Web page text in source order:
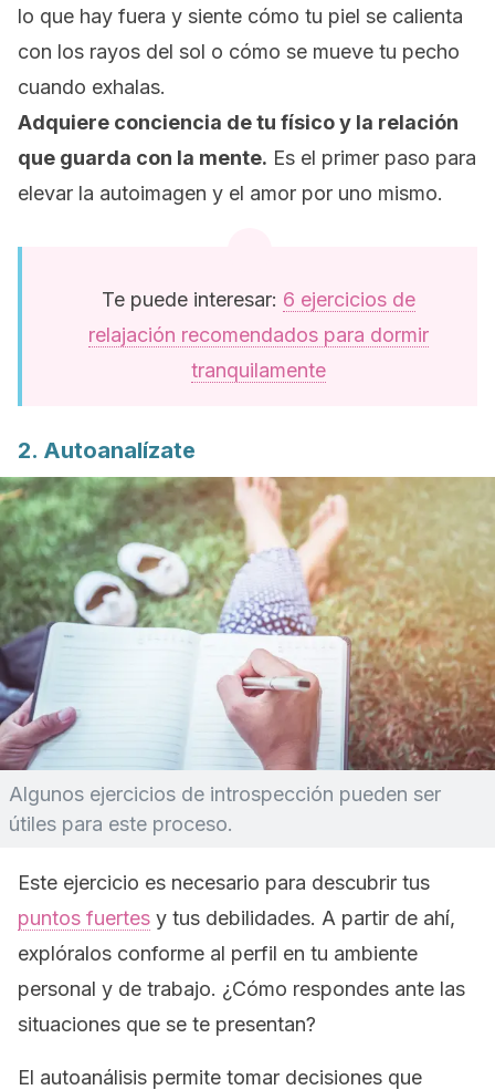
lo que hay fuera y siente cómo tu piel se calienta
con los rayos del sol o cómo se mueve tu pecho
cuando exhalas.
Adquiere conciencia de tu físico y la relación
que guarda con la mente. Es el primer paso para
elevar la autoimagen y el amor por uno mismo.
Te puede interesar: 6 ejercicios de
relajación recomendados para dormir
tranquilamente
2. Autoanalízate
Algunos ejercicios de introspección pueden ser
útiles para este proceso.
Este ejercicio es necesario para descubrir tus
puntos fuertes y tus debilidades. A partir de ahí,
explóralos conforme al perfil en tu ambiente
personal y de trabajo. ¿Cómo respondes ante las
situaciones que se te presentan?
El autoanálisis permite tomar decisiones que